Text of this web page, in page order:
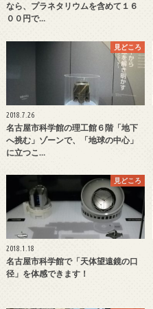
なら、プラネタリウムを含めて１６
００円で…
見どころ
2018.7.26
名古屋市科学館の理工館６階「地下
へ挑む」ゾーンで、「地球の中心」
に立つこ…
見どころ
2018.1.18
名古屋市科学館で「天体望遠鏡の口
径」を体感できます！